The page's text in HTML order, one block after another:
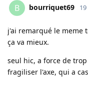
B bourriquet69
j'ai remarqué le meme
ça va mieux.
seul hic, a force de
fragiliser l'axe, qui a